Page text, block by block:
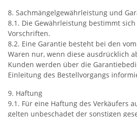
8. Sachmängelgewährleistung und
8.1. Die Gewährleistung bestimmt
Vorschriften.
8.2. Eine Garantie besteht bei den
Waren nur, wenn diese ausdrücklich
Kunden werden über die
Einleitung des Bestellvorgangs
9. Haftung
9.1. Für eine Haftung des Verkäufers
gelten unbeschadet der sonstigen